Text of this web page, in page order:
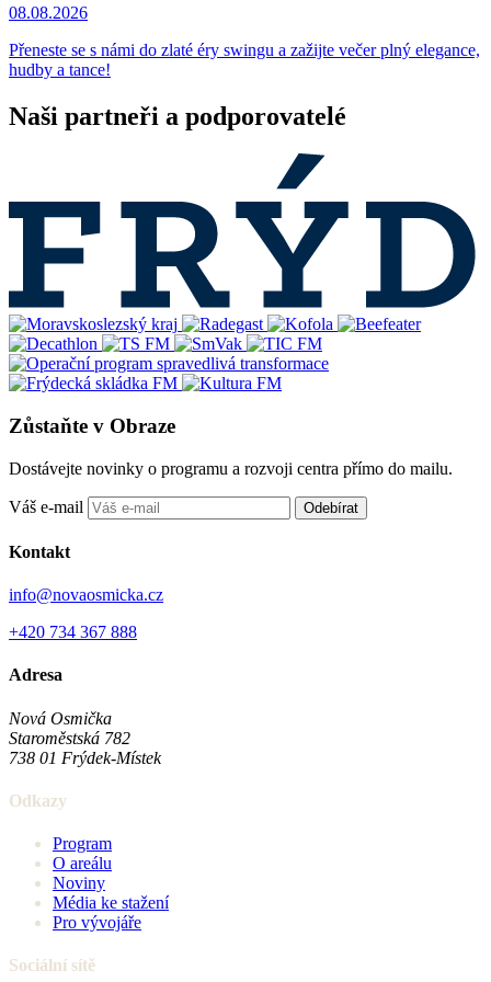
08.08.2026
Přeneste se s námi do zlaté éry swingu a zažijte večer plný elegance,
hudby a tance!
Naši partneři a podporovatelé
Zůstaňte v Obraze
Dostávejte novinky o programu a rozvoji centra přímo do mailu.
Váš e-mail Odebírat
Kontakt
info@novaosmicka.cz
+420 734 367 888
Adresa
Nová Osmička
Staroměstská 782
738 01 Frýdek-Místek
Odkazy
Program
O areálu
Noviny
Média ke stažení
Pro vývojáře
Sociální sítě